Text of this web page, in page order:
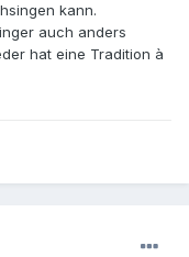
kann.
auch anders
hat eine Tradition à